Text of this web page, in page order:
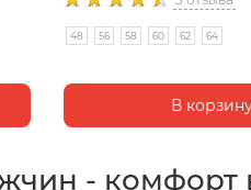
48 56 58 60 62 64
- комфорт